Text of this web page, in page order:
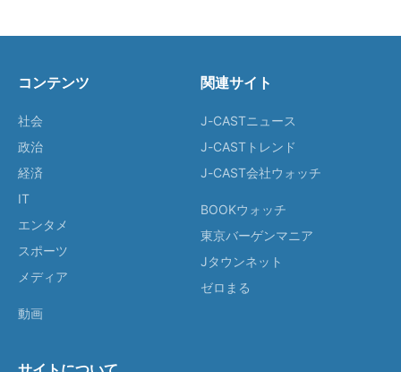
コンテンツ
社会
政治
経済
IT
エンタメ
スポーツ
メディア
動画
関連サイト
J-CASTニュース
J-CASTトレンド
J-CAST会社ウォッチ
BOOKウォッチ
東京バーゲンマニア
Jタウンネット
ゼロまる